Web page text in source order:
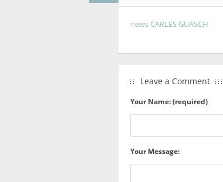
news CARLES GUASCH
Leave a Comment
Your Name: (required)
Your Message: